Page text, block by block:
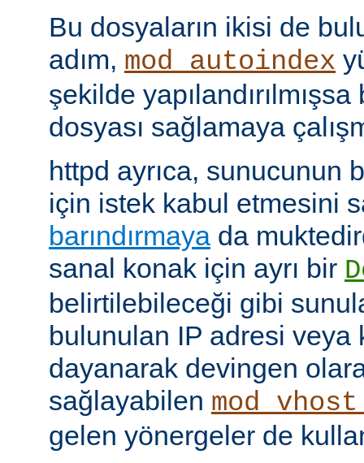
Bu dosyaların ikisi de
adım, mod_autoindex
şekilde
dosyası sağlamaya
httpd ayrıca, sunucunun
için istek kabul etmesini
barındırmaya da
sanal konak için ayrı bir
belirtilebileceği gibi
bulunulan IP adresi veya
dayanarak devingen
sağlayabilen
gelen yönergeler de